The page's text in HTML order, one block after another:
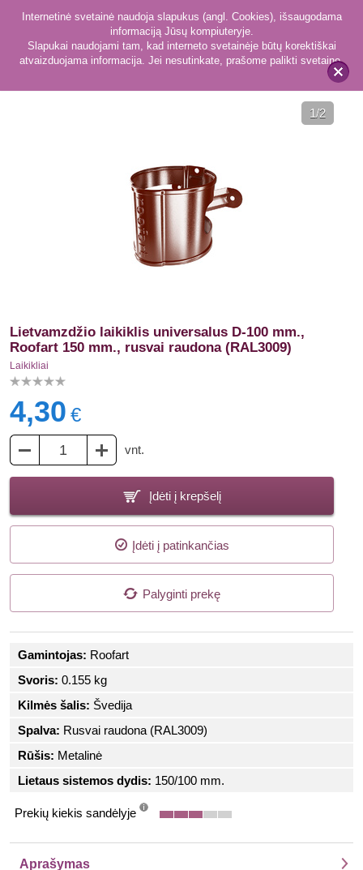
x
Internetinė svetainė naudoja slapukus (angl. Cookies), išsaugodama
informaciją Jūsų kompiuteryje.
Slapukai naudojami tam, kad interneto svetainėje būtų korektiškai
atvaizduojama informacija. Jei nesutinkate, prašome palikti svetainę.
Laikikliai 83
1/2
Lietvamzdžio laikiklis universalus D-100 mm.,
Roofart 150 mm., rusvai raudona (RAL3009)
Laikikliai
4,30 €
vnt.
Įdėti į krepšelį
Įdėti į patinkančias
Palyginti prekę
Gamintojas: Roofart
Svoris: 0.155 kg
Kilmės šalis: Švedija
Spalva: Rusvai raudona (RAL3009)
Rūšis: Metalinė
Lietaus sistemos dydis: 150/100 mm.
Prekių kiekis sandėlyje
Aprašymas